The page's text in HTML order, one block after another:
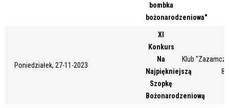
bombka
bożonarodzeniowa"
Poniedziałek, 27-11-2023
XI
Konkurs
Na
Najpiękniejszą
Szopkę
Bożonarodzeniową
Klub
87